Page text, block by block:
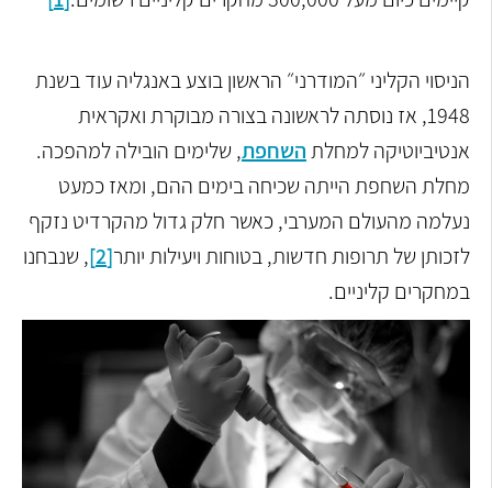
הניסוי הקליני ״המודרני״ הראשון בוצע באנגליה עוד בשנת
1948, אז נוסתה לראשונה בצורה מבוקרת ואקראית
אנטיביוטיקה למחלתהשחפת, שלימים הובילה למהפכה.
מחלת השחפת הייתה שכיחה בימים ההם, ומאז כמעט
נעלמה מהעולם המערבי, כאשר חלק גדול מהקרדיט נזקף
לזכותן של תרופות חדשות, בטוחות ויעילות יותר[2]
, שנבחנו
במחקרים קליניים.